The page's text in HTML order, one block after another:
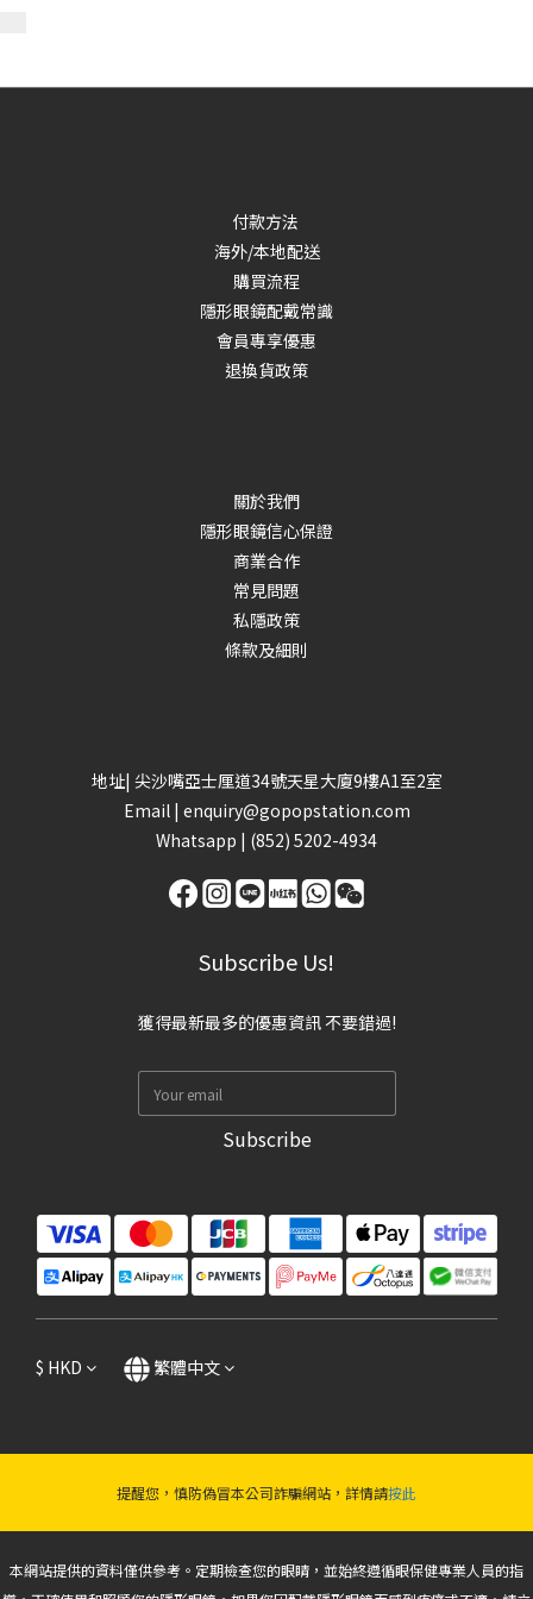
付款方法
海外/本地配送
購買流程
隱形眼鏡配戴常識
會員專享優惠
退換貨政策
關於我們
隱形眼鏡信心保證
商業合作
常見問題
私隱政策
條款及細則
地址| 尖沙嘴亞士厘道34號天星大廈9樓A1至2室
Email | enquiry@gopopstation.com
Whatsapp | (852) 5202-4934
Subscribe Us!
獲得最新最多的優惠資訊 不要錯過!
Subscribe
$ HKD 繁體中文
提醒您，慎防偽冒本公司詐騙網站，詳情請按此
本網站提供的資料僅供參考。定期檢查您的眼睛，並始終遵循眼保健專業人員的指